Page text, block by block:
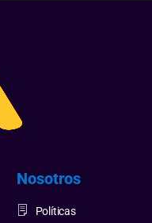
Nosotros
Políticas